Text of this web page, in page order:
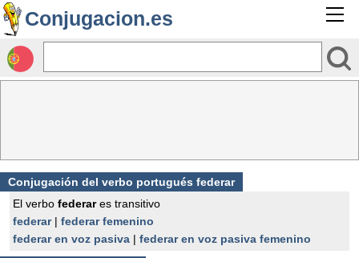
Conjugacion.es
Conjugación del verbo portugués federar
El verbo federares transitivo
federar| federar femenino
federar en voz pasiva | federar en voz pasiva femenino